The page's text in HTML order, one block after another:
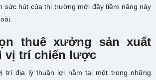
sức hút của thị trường mới đầy tiềm năng này
thuê xưởng sản xuất
vị trí chiến lược
trí địa lý thuận lợi nằm tại một trong những